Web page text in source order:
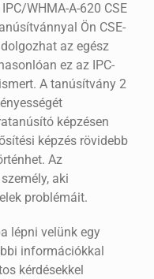
WHMA-A-620 CSE
Ön CSE-
az egész
ez az IPC-
A tanúsítvány 2
képzésen
képzés rövidebb
Az
aki
problémáit.
lépni velünk egy
információkkal
kérdésekkel